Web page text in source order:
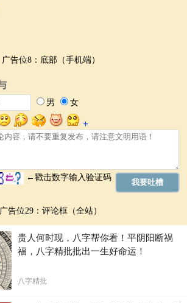
广告位8：底部（手机端）
广告位29：评论框（全站）
贵人何时现，八字帮你看！平阴阳断祸
福，八字精批批出一生好命运！
八字精批